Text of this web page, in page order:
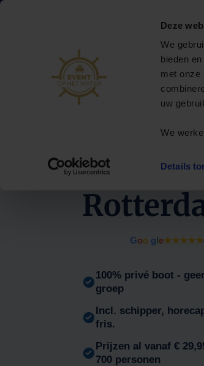
Deze
We
bieden
met onze
uw
We
Details
& events op het water
Privé rondvaart
Evenementenboten
Arrangementen
Beperkte beschikbaarheid
Bruiloft
Goo gle★★★★★
100% privé boot -
groep
Incl. schipper,
fris.
Prijzen al vanaf €
700 personen